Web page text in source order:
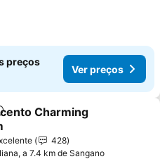
preços
Ver preços
aos favoritos
Charming
428
a 7.4 km de Sangano